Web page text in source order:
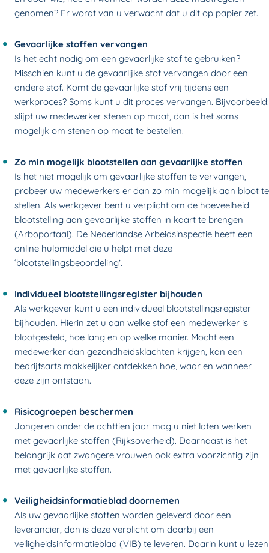
genomen? Er wordt van u verwacht dat u dit op papier zet.
Gevaarlijke stoffen vervangen
Is het echt nodig om een gevaarlijke stof te gebruiken?
Misschien kunt u de gevaarlijke stof vervangen door een
andere stof. Komt de gevaarlijke stof vrij tijdens een
werkproces? Soms kunt u dit proces vervangen. Bijvoorbeeld:
slijpt uw medewerker stenen op maat, dan is het soms
mogelijk om stenen op maat te bestellen.
Zo min mogelijk blootstellen aan gevaarlijke stoffen
Is het niet mogelijk om gevaarlijke stoffen te vervangen,
probeer uw medewerkers er dan zo min mogelijk aan bloot te
stellen. Als werkgever bent u verplicht om de hoeveelheid
blootstelling aan gevaarlijke stoffen in kaart te brengen
(Arboportaal). De Nederlandse Arbeidsinspectie heeft een
online hulpmiddel die u helpt met deze
‘blootstellingsbeoordeling’.
Individueel blootstellingsregister bijhouden
Als werkgever kunt u een individueel blootstellingsregister
bijhouden. Hierin zet u aan welke stof een medewerker is
blootgesteld, hoe lang en op welke manier. Mocht een
medewerker dan gezondheidsklachten krijgen, kan een
bedrijfsarts makkelijker ontdekken hoe, waar en wanneer
deze zijn ontstaan.
Risicogroepen beschermen
Jongeren onder de achttien jaar mag u niet laten werken
met gevaarlijke stoffen (Rijksoverheid). Daarnaast is het
belangrijk dat zwangere vrouwen ook extra voorzichtig zijn
met gevaarlijke stoffen.
Veiligheidsinformatieblad doornemen
Als uw gevaarlijke stoffen worden geleverd door een
leverancier, dan is deze verplicht om daarbij een
veiligheidsinformatieblad (VIB) te leveren. Daarin kunt u lezen